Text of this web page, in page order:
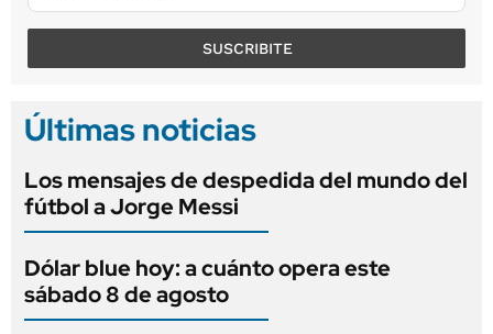
SUSCRIBITE
Últimas noticias
Los mensajes de despedida del mundo del
fútbol a Jorge Messi
Dólar blue hoy: a cuánto opera este
sábado 8 de agosto